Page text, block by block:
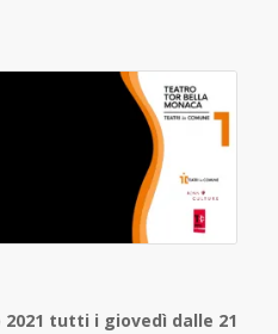
tutti i giovedì dalle 21